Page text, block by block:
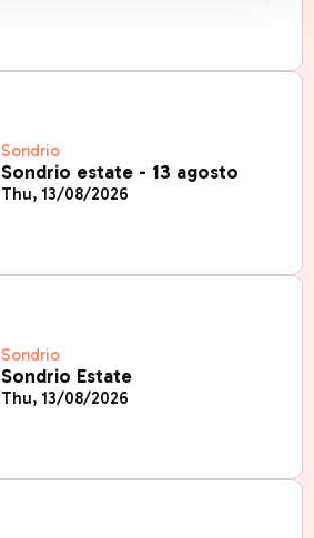
Sondrio
Sondrio estate - 13 agosto
Thu, 13/08/2026
Sondrio
Sondrio Estate
Thu, 13/08/2026